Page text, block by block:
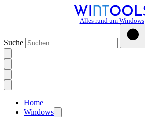
Alles rund um Windows
Suche
Home
Windows